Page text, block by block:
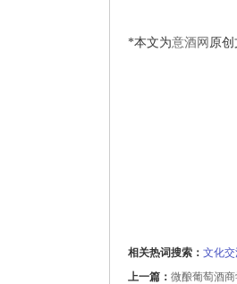
*本文为意酒网 原创
相关热词搜索： 文化
上一篇： 微酿葡萄酒